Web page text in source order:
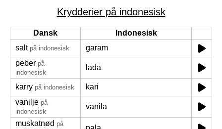
Krydderier på indonesisk
Dansk
Indonesisk
salt på indonesisk
garam
peber på
indonesisk
lada
karry på indonesisk
kari
vanilje på
indonesisk
vanila
muskatnød på